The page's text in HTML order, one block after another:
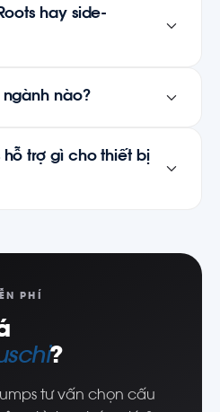
hay side-
nào?
hỗ trợ gì cho thiết bị
PHÍ
?
tư vấn chọn cấu